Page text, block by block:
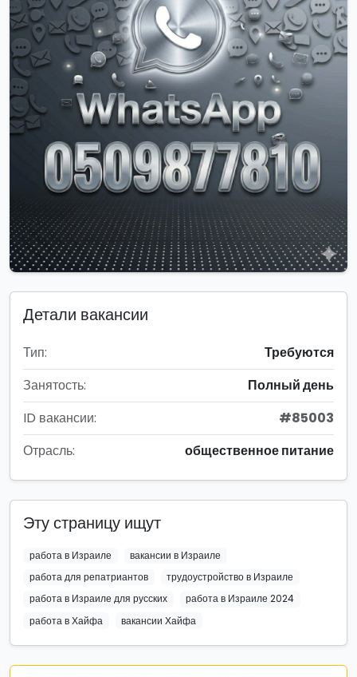
Детали вакансии
Тип:
Требуются
Занятость:
Полный день
ID вакансии:
#85003
Отрасль:
общественное питание
Эту страницу ищут
работа в Израиле
вакансии в Израиле
работа для репатриантов
трудоустройство в Израиле
работа в Израиле для русских
работа в Израиле 2024
работа в Хайфа
вакансии Хайфа